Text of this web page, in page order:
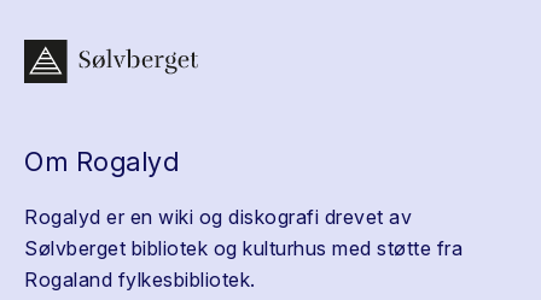
Om Rogalyd
Rogalyd er en wiki og diskografi drevet av
Sølvberget bibliotek og kulturhus med støtte fra
Rogaland fylkesbibliotek.